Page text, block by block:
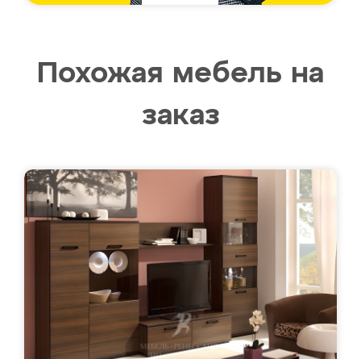
Похожая мебель на
заказ